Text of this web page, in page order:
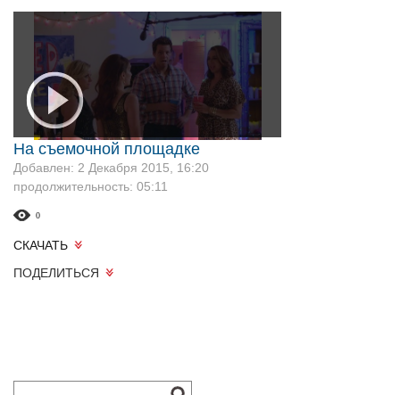
На съемочной площадке
Добавлен: 2 Декабря 2015, 16:20
продолжительность: 05:11
0
СКАЧАТЬ
ПОДЕЛИТЬСЯ